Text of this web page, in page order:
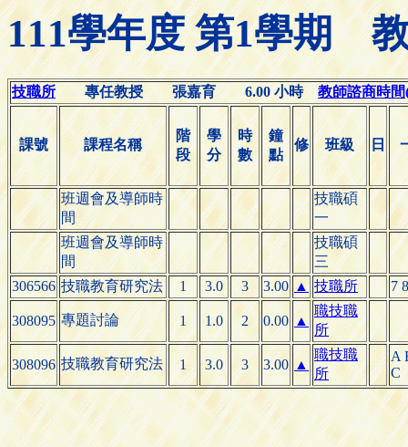
111學年度 第1學期
技職所專任教授 張嘉育 6.00 小時教師諮商時
課號 課程名稱
階
段
學
分
時
數
鐘
點
修 班級 日
班週會及導師時
間
技職碩
一
班週會及導師時
間
技職碩
三
306566 技職教育研究法 1 3.0 3 3.00 ▲ 技職所 7
308095 專題討論 1 1.0 2 0.00 ▲
職技職
所
308096 技職教育研究法 1 3.0 3 3.00 ▲
職技職
所
A
C